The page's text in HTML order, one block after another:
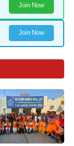
Join Now
Join Now